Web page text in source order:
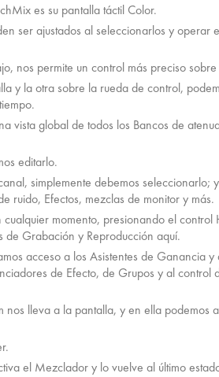
es su pantalla táctil Color.
ser ajustados al seleccionarlos y operar
nos permite un control más preciso
y la otra sobre la rueda de control,
vista global de todos los Bancos de
editarlo.
simplemente debemos seleccionarlo;
ruido, Efectos, mezclas de monitor y más.
momento, presionando el
Grabación y Reproducción aquí.
acceso a los Asistentes de Ganancia y
de Efecto, de Grupos y al
nos lleva a la pantalla, y en ella podemos
el Mezclador y lo vuelve al último